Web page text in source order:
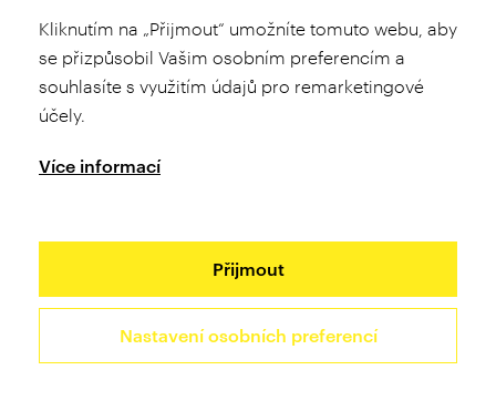
2026 TUFO © Všechna práva vyhrazena
Site by Studio 9
Kliknutím na „Přijmout“ umožníte tomuto webu, aby
se přizpůsobil Vašim osobním preferencím a
souhlasíte s využitím údajů pro remarketingové
účely.
Více informací
Přijmout
Nastavení osobních preferencí